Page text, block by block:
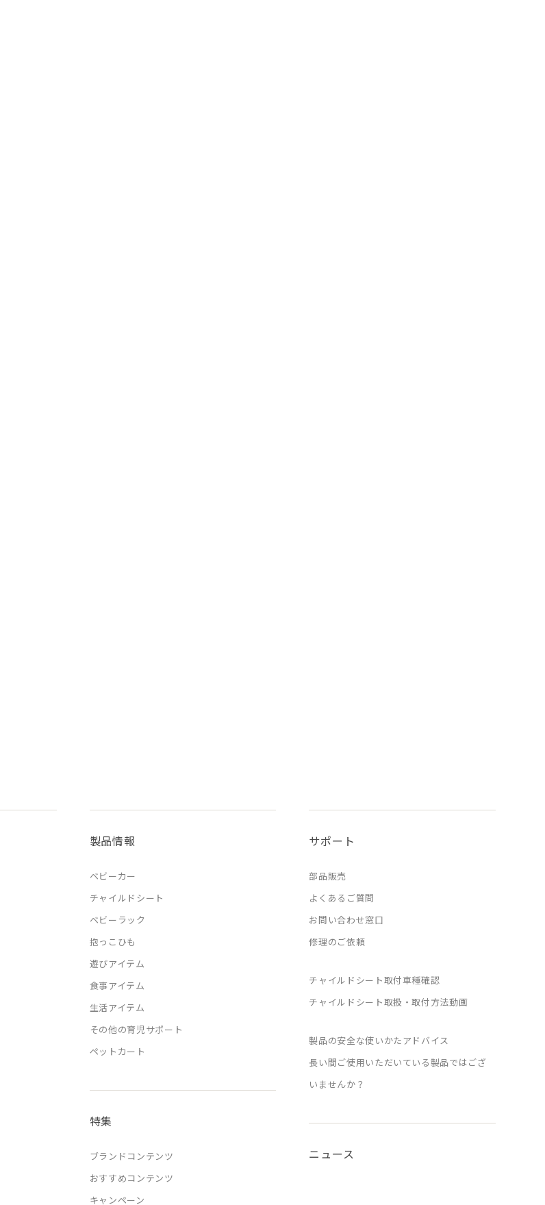
製品情報
ベビーカー
チャイルドシート
ベビーラック
抱っこひも
遊びアイテム
食事アイテム
生活アイテム
その他の育児サポート
ペットカート
特集
ブランドコンテンツ
おすすめコンテンツ
キャンペーン
サポート
部品販売
よくあるご質問
お問い合わせ窓口
修理のご依頼
チャイルドシート取付車種確認
チャイルドシート取扱・取付方法動画
製品の安全な使いかたアドバイス
長い間ご使用いただいている製品ではござ
いませんか？
ニュース